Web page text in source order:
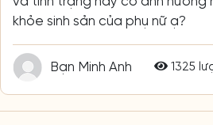
khỏe sinh sản của phụ nữ ạ?
Bạn Minh Anh 1325